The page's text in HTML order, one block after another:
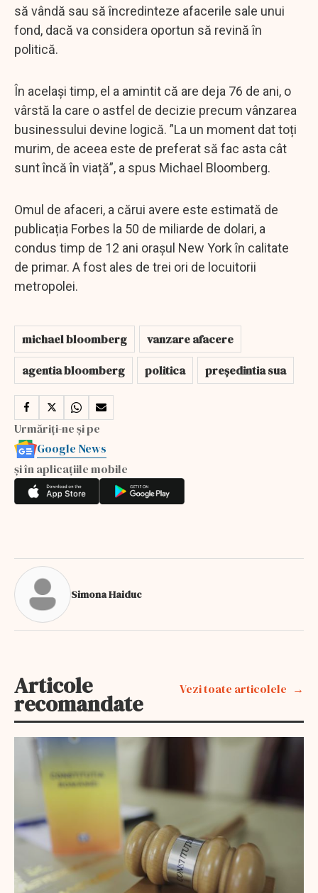
să vândă sau să încredinteze afacerile sale unui
fond, dacă va considera oportun să revină în
politică.
În același timp, el a amintit că are deja 76 de ani, o
vârstă la care o astfel de decizie precum vânzarea
businessului devine logică. ”La un moment dat toți
murim, de aceea este de preferat să fac asta cât
sunt încă în viață”, a spus Michael Bloomberg.
Omul de afaceri, a cărui avere este estimată de
publicația Forbes la 50 de miliarde de dolari, a
condus timp de 12 ani orașul New York în calitate
de primar. A fost ales de trei ori de locuitorii
metropolei.
michael bloomberg
vanzare afacere
agentia bloomberg
politica președintia sua
Urmăriți-ne și pe
Google News
și în aplicațiile mobile
Simona Haiduc
Articole
recomandate
Vezi toate articolele